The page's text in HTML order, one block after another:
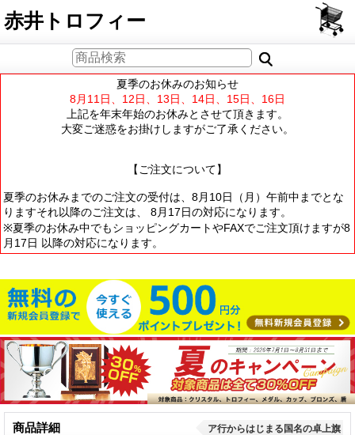
PCサイト
赤井トロフィー
夏季のお休みのお知らせ
8月11日、12日、13日、14日、15日、16日
上記を年末年始のお休みとさせて頂きます。
大変ご迷惑をお掛けしますがご了承ください。
【ご注文について】
夏季のお休みまでのご注文の受付は、8月10日（月）午前中までとな
りますそれ以降のご注文は、 8月17日の対応になります。
※夏季のお休み中でもショッピングカートやFAXでご注文頂けますが8
月17日 以降の対応になります。
商品詳細 ア行からはじまる国名の卓上旗